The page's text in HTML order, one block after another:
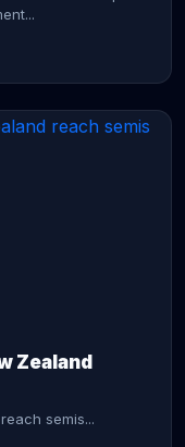
Zealand
semis...